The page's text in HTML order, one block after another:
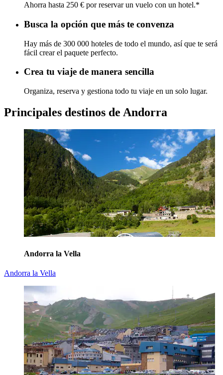
Ahorra hasta 250 € por reservar un vuelo con un hotel.*
Busca la opción que más te convenza
Hay más de 300 000 hoteles de todo el mundo, así que te será
fácil crear el paquete perfecto.
Crea tu viaje de manera sencilla
Organiza, reserva y gestiona todo tu viaje en un solo lugar.
Principales destinos de Andorra
Andorra la Vella
Andorra la Vella